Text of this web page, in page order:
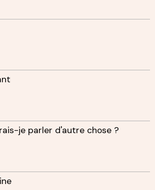
je parler d'autre chose ?